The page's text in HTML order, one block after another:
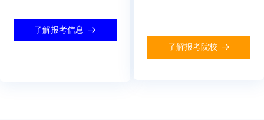
了解报考信息 뀠
了解报考院校 뀠